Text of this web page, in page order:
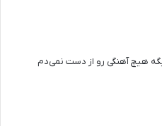
هیچ آهنگی رو از دست نمی‌دم